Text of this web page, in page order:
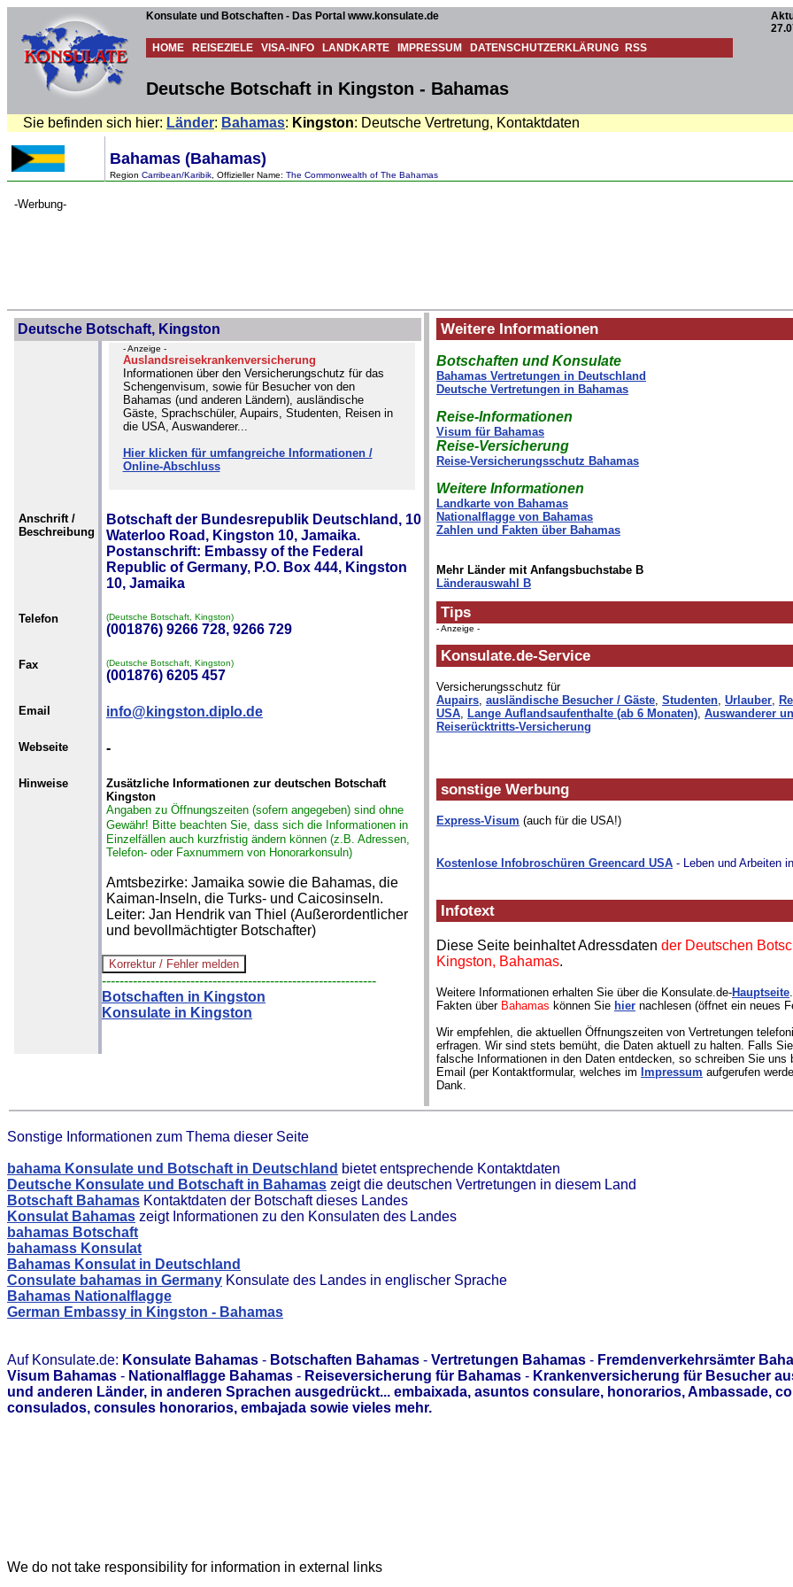
Konsulate und Botschaften - Das Portal www.konsulate.de
HOME REISEZIELE VISA-INFO LANDKARTE IMPRESSUM DATENSCHUTZERKLÄRUNG RSS
Deutsche Botschaft in Kingston - Bahamas
Sie befinden sich hier: Länder: Bahamas: Kingston: Deutsche Vertretung, Kontaktdaten
Bahamas (Bahamas)
Region Carribean/Karibik , Offizieller Name: The Commonwealth of The Bahamas
-Werbung-
Deutsche Botschaft, Kingston
- Anzeige -
Auslandsreisekrankenversicherung
Informationen über den Versicherungschutz für das
Schengenvisum, sowie für Besucher von den
Bahamas (und anderen Ländern), ausländische
Gäste, Sprachschüler, Aupairs, Studenten, Reisen in
die USA, Auswanderer...
Hier klicken für umfangreiche Informationen /
Online-Abschluss
Anschrift /
Beschreibung
Botschaft der Bundesrepublik Deutschland, 10
Waterloo Road, Kingston 10, Jamaika.
Postanschrift: Embassy of the Federal
Republic of Germany, P.O. Box 444, Kingston
10, Jamaika
Telefon (Deutsche Botschaft, Kingston)
(001876) 9266 728, 9266 729
Fax (Deutsche Botschaft, Kingston)
(001876) 6205 457
Email info@kingston.diplo.de
Webseite -
Hinweise
Zusätzliche Informationen zur deutschen Botschaft
Kingston
Angaben zu Öffnungszeiten (sofern angegeben) sind ohne
Gewähr! Bitte beachten Sie, dass sich die Informationen in
Einzelfällen auch kurzfristig ändern können (z.B. Adressen,
Telefon- oder Faxnummern von Honorarkonsuln)
Amtsbezirke: Jamaika sowie die Bahamas, die
Kaiman-Inseln, die Turks- und Caicosinseln.
Leiter: Jan Hendrik van Thiel (Außerordentlicher
und bevollmächtigter Botschafter)
--------------------------------------------------------------
Botschaften in Kingston
Konsulate in Kingston
Weitere Informationen
Botschaften und Konsulate
Bahamas Vertretungen in Deutschland
Deutsche Vertretungen in Bahamas
Reise-Informationen
Visum für Bahamas
Reise-Versicherung
Reise-Versicherungsschutz Bahamas
Weitere Informationen
Landkarte von Bahamas
Nationalflagge von Bahamas
Zahlen und Fakten über Bahamas
Mehr Länder mit Anfangsbuchstabe B
Länderauswahl B
Tips
- Anzeige -
Konsulate.de-Service
Versicherungsschutz für
Aupairs, ausländische Besucher / Gäste, Studenten, Urlauber,
USA, Lange Auflandsaufenthalte (ab 6 Monaten), Auswanderer
Reiserücktritts-Versicherung
sonstige Werbung
Express-Visum (auch für die USA!)
Kostenlose Infobroschüren Greencard USA - Leben und Arbeiten
Infotext
Diese Seite beinhaltet Adressdaten der Deutschen
Kingston, Bahamas.
Weitere Informationen erhalten Sie über die Konsulate.de-Hauptseite
Fakten über Bahamas können Sie hier nachlesen (öffnet ein neues
Wir empfehlen, die aktuellen Öffnungszeiten von Vertretungen
erfragen. Wir sind stets bemüht, die Daten aktuell zu halten. Falls
falsche Informationen in den Daten entdecken, so schreiben Sie uns
Email (per Kontaktformular, welches im Impressum aufgerufen
Dank.
Sonstige Informationen zum Thema dieser Seite
bahama Konsulate und Botschaft in Deutschland bietet entsprechende Kontaktdaten
Deutsche Konsulate und Botschaft in Bahamas zeigt die deutschen Vertretungen in diesem Land
Botschaft Bahamas Kontaktdaten der Botschaft dieses Landes
Konsulat Bahamas zeigt Informationen zu den Konsulaten des Landes
bahamas Botschaft
bahamass Konsulat
Bahamas Konsulat in Deutschland
Consulate bahamas in Germany Konsulate des Landes in englischer Sprache
Bahamas Nationalflagge
German Embassy in Kingston - Bahamas
Auf Konsulate.de: Konsulate Bahamas - Botschaften Bahamas - Vertretungen Bahamas - Fremdenverkehrsämter
Visum Bahamas - Nationalflagge Bahamas - Reiseversicherung für Bahamas - Krankenversicherung für Besucher
und anderen Länder, in anderen Sprachen ausgedrückt... embaixada, asuntos consulare, honorarios, Ambassade,
consulados, consules honorarios, embajada sowie vieles mehr.
We do not take responsibility for information in external links